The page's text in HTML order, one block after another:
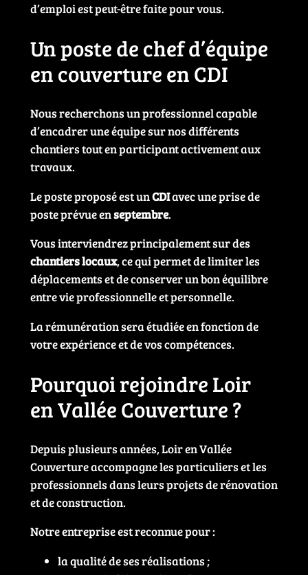
d’emploi est peut-être faite pour vous.
Un poste de chef d’équipe
en couverture en CDI
Nous recherchons un professionnel capable
d’encadrer une équipe sur nos différents
chantiers tout en participant activement aux
travaux.
Le poste proposé est unCDIavec une prise de
poste prévue enseptembre.
Vous interviendrez principalement sur des
chantiers locaux, ce qui permet de limiter les
déplacements et de conserver un bon équilibre
entre vie professionnelle et personnelle.
La rémunération sera étudiée en fonction de
votre expérience et de vos compétences.
Pourquoi rejoindre Loir
en Vallée Couverture ?
Depuis plusieurs années, Loir en Vallée
Couverture accompagne les particuliers et les
professionnels dans leurs projets de rénovation
et de construction.
Notre entreprise est reconnue pour :
la qualité de ses réalisations ;